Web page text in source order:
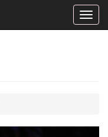
Toggle